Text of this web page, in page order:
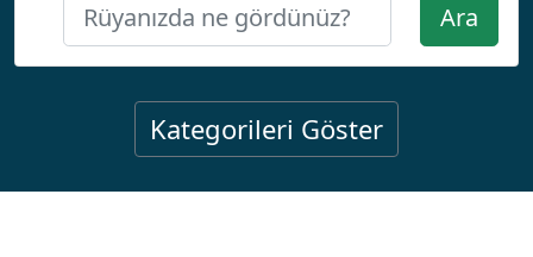
Ara
Kategorileri Göster